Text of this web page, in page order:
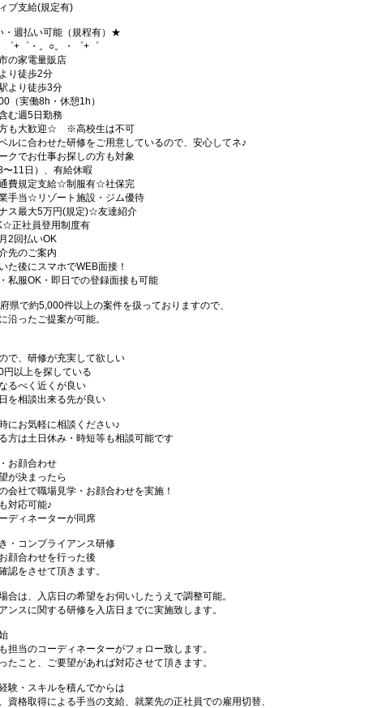
ブ支給(規定有)
週払い可能（規程有）★
゜+゜・。○。・゜+゜
の家電量販店
り徒歩2分
より徒歩3分
（実働8h・休憩1h）
む週5日勤務
も大歓迎☆ ※高校生は不可
ルに合わせた研修をご用意しているので、安心してネ♪
クでお仕事お探しの方も対象
〜11日）、有給休暇
費規定支給☆制服有☆社保完
手当☆リゾート施設・ジム優待
ス最大5万円(規定)☆友達紹介
正社員登用制度有
2回払いOK
先のご案内
た後にスマホでWEB面接！
私服OK・即日での登録面接も可能
県で約5,000件以上の案件を扱っておりますので、
沿ったご提案が可能。
で、研修が充実して欲しい
円以上を探している
るべく近くが良い
を相談出来る先が良い
にお気軽に相談ください♪
方は土日休み・時短等も相談可能です
お顔合わせ
が決まったら
会社で職場見学・お顔合わせを実施！
対応可能♪
ディネーターが同席
・コンプライアンス研修
顔合わせを行った後
認をさせて頂きます。
合は、入店日の希望をお伺いしたうえで調整可能。
ンスに関する研修を入店日までに実施致します。
担当のコーディネーターがフォロー致します。
たこと、ご要望があれば対応させて頂きます。
験・スキルを積んでからは
資格取得による手当の支給、就業先の正社員での雇用切替、